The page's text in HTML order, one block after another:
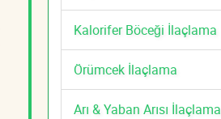
Kalorifer Böceği İlaçlama
Örümcek İlaçlama
Arı & Yaban Arısı İlaçlama